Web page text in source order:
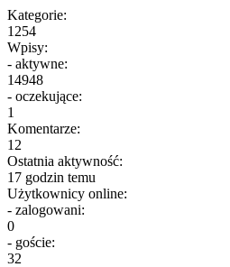
Kategorie:
1254
Wpisy:
- aktywne:
14948
- oczekujące:
1
Komentarze:
12
Ostatnia aktywność:
17 godzin temu
Użytkownicy online:
- zalogowani:
0
- goście:
32